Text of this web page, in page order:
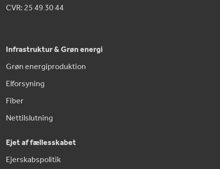
CVR: 25 49 30 44
Infrastruktur & Grøn energi
Grøn energiproduktion
Elforsyning
Fiber
Nettilslutning
Ejet af fællesskabet
Ejerskabspolitik